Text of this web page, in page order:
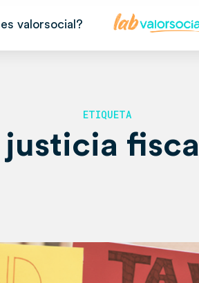
valorsocial?
ETIQUETA
justicia fiscal